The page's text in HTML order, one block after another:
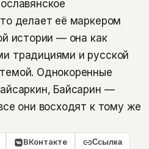
делает её маркером
истории — она как
традициями и русской
Однокоренные
Байсарин —
они восходят к тому же
ВКонтакте Ссылка